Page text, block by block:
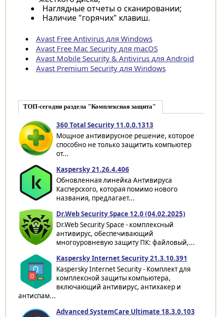
Наглядные отчеты о сканировании;
Наличие "горячих" клавиш.
Avast Free Antivirus для Windows
Avast Free Mac Security для macOS
Avast Mobile Security & Antivirus для Android
Avast Premium Security для Windows
ТОП-сегодня раздела "Комплексная защита"
360 Total Security 11.0.0.1313
Мощное антивирусное решение, которое
способно не только защитить компьютер
от...
Kaspersky 21.26.4.406
Обновленная линейка Антивируса
Касперского, которая помимо нового
названия, предлагает...
Dr.Web Security Space 12.0 (04.02.2025)
Dr.Web Security Space - комплексный
антивирус, обеспечивающий
многоуровневую защиту ПК: файловый,...
Kaspersky Internet Security 21.3.10.391
Kaspersky Internet Security - Комплект для
комплексной защиты компьютера,
включающий антивирус, антихакер и
антиспам...
Advanced SystemCare Ultimate 18.3.0.103